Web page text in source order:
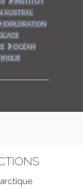
AUSTRAL
EXPLORATION
OCÉAN